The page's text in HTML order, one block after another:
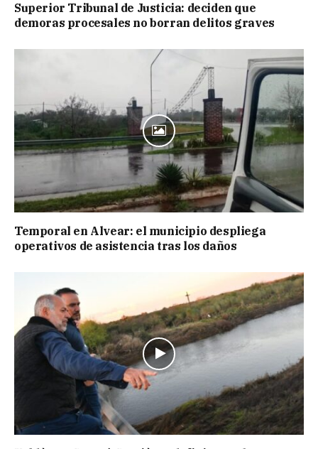
Superior Tribunal de Justicia: deciden que
demoras procesales no borran delitos graves
Temporal en Alvear: el municipio despliega
operativos de asistencia tras los daños